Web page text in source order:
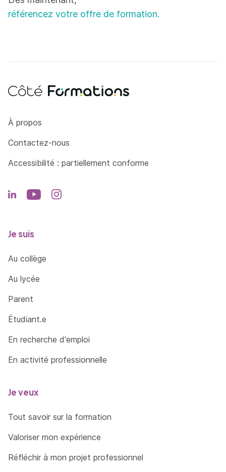
référencez votre offre de formation.
Côté Formations
À propos
Contactez-nous
Accessibilité : partiellement conforme
Je suis
Au collège
Au lycée
Parent
Étudiant.e
En recherche d'emploi
En activité professionnelle
Je veux
Tout savoir sur la formation
Valoriser mon expérience
Réfléchir à mon projet professionnel